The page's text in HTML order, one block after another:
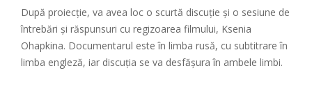
După proiecție, va avea loc o scurtă discuție și o sesiune de
întrebări și răspunsuri cu regizoarea filmului, Ksenia
Ohapkina. Documentarul este în limba rusă, cu subtitrare în
limba engleză, iar discuția se va desfășura în ambele limbi.